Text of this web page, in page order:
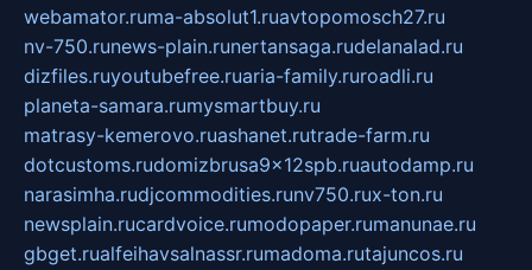
webamator.ruma-absolut1.ruavtopomosch27.ru
nv-750.runews-plain.runertansaga.rudelanalad.ru
dizfiles.ruyoutubefree.ruaria-family.ruroadli.ru
planeta-samara.rumysmartbuy.ru
matrasy-kemerovo.ruashanet.rutrade-farm.ru
dotcustoms.rudomizbrusa9x12spb.ruautodamp.ru
narasimha.rudjcommodities.runv750.rux-ton.ru
newsplain.rucardvoice.rumodopaper.rumanunae.ru
gbget.rualfeihavsalnassr.rumadoma.rutajuncos.ru